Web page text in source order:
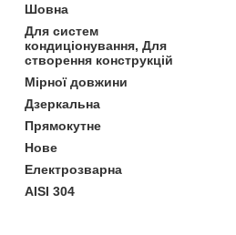
Шовна
Для систем
кондиціонування, Для
створення конструкцій
Мірної довжини
Дзеркальна
Прямокутне
Нове
Електрозварна
AISI 304